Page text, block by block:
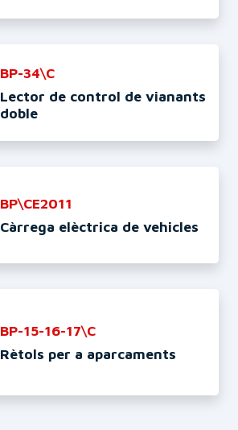
BP-34\C
Lector de control de vianants
doble
BP\CE2011
Càrrega elèctrica de vehicles
BP-15-16-17\C
Rètols per a aparcaments